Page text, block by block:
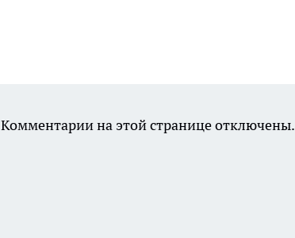
Комментарии на этой странице отключены.